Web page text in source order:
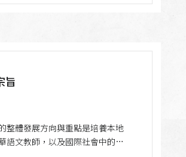
旨
整體發展方向與重點是培養本地
語文教師，以及國際社會中的